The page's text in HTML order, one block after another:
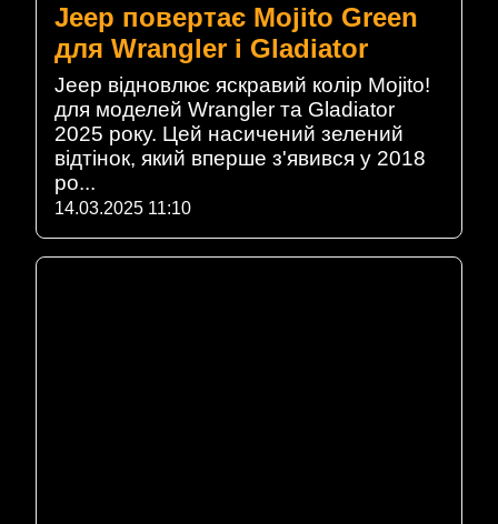
Jeep повертає Mojito Green
для Wrangler і Gladiator
Jeep відновлює яскравий колір Mojito!
для моделей Wrangler та Gladiator
2025 року. Цей насичений зелений
відтінок, який вперше з'явився у 2018
ро...
14.03.2025 11:10